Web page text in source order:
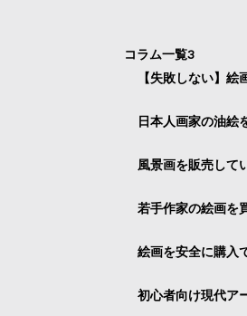
コラム一覧3
【失敗しない】
日本人画家の油絵
風景画を販売して
若手作家の絵画を
絵画を安全に購入
初心者向け現代ア